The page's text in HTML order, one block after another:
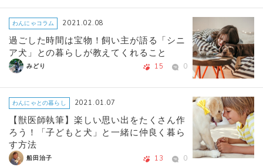
わんにゃコラム 2021.02.08
過ごした時間は宝物！飼い主が語る「シニ
ア犬」との暮らしが教えてくれること
みどり 15 0
わんにゃとの暮らし 2021.01.07
【獣医師執筆】楽しい思い出をたくさん作
ろう！「子どもと犬」と一緒に仲良く暮ら
す方法
船田治子 13 0